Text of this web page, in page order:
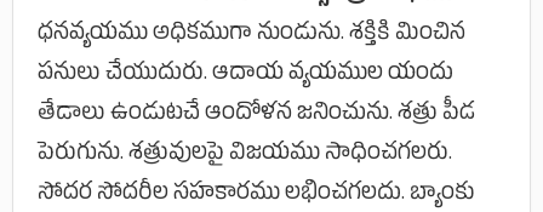
ధనవ్యయము అధికముగా నుండును. శక్తికి మించిన
పనులు చేయుదురు. ఆదాయ వ్యయముల యందు
తేడాలు ఉండుటచే ఆందోళన జనించును. శత్రు పీడ
పెరుగును. శత్రువులపై విజయము సాధించగలరు.
సోదర సోదరీల సహకారము లభించగలదు. బ్యాంకు